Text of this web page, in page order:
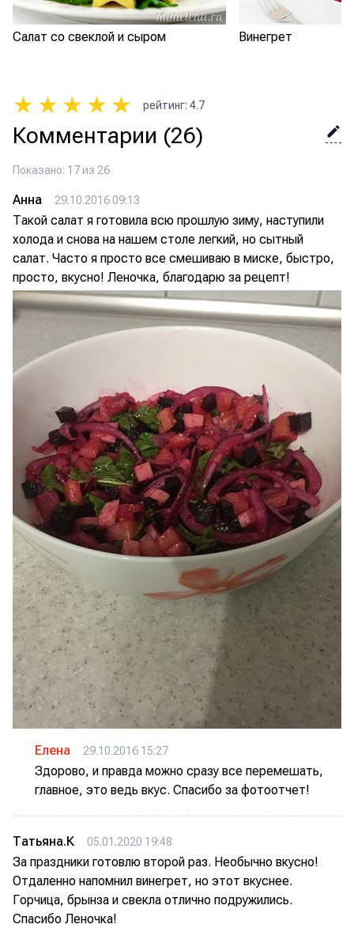
Салат со свеклой и сыром Винегрет
★ ★ ★ ★ ★ рейтинг: 4.7
Комментарии (26)
Показано: 17 из 26
Анна 29.10.2016 09:13
Такой салат я готовила всю прошлую зиму, наступили
холода и снова на нашем столе легкий, но сытный
салат. Часто я просто все смешиваю в миске, быстро,
просто, вкусно! Леночка, благодарю за рецепт!
Елена 29.10.2016 15:27
Здорово, и правда можно сразу все перемешать,
главное, это ведь вкус. Спасибо за фотоотчет!
Татьяна.К 05.01.2020 19:48
За праздники готовлю второй раз. Необычно вкусно!
Отдаленно напомнил винегрет, но этот вкуснее.
Горчица, брынза и свекла отлично подружились.
Спасибо Леночка!